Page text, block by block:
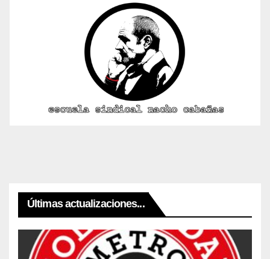
Últimas actualizaciones...